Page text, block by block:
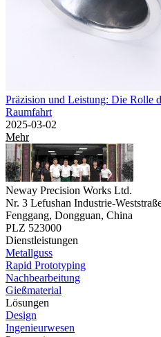
Präzision und Leistung: Die Rolle
Raumfahrt
2025-03-02
Mehr
Neway Precision Works Ltd.
Nr. 3 Lefushan Industrie-
Fenggang, Dongguan, China
PLZ 523000
Dienstleistungen
Metallguss
Rapid Prototyping
Nachbearbeitung
Gießmaterial
Lösungen
Design
Ingenieurwesen